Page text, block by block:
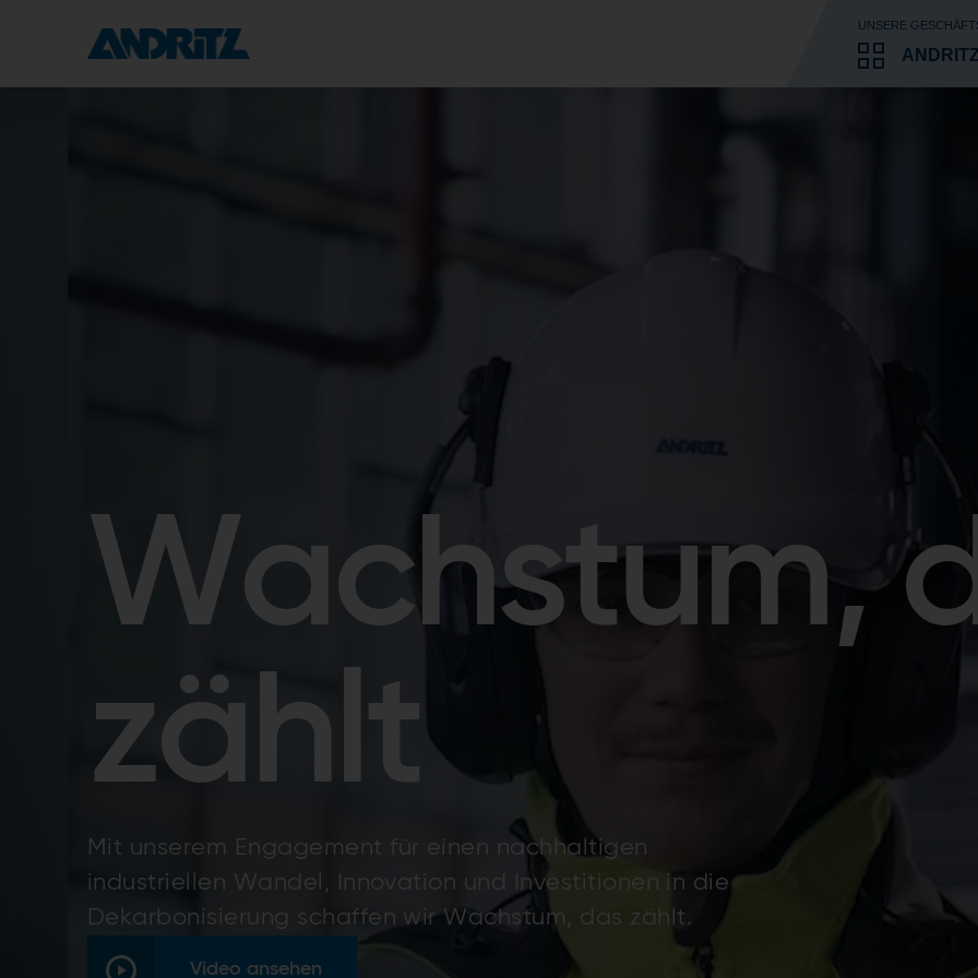
UNSERE
Wachstum,
zählt
Mit unserem Engagement für einen nachhaltigen
industriellen Wandel, Innovation und Investitionen in die
Dekarbonisierung schaffen wir Wachstum, das zählt.
Video ansehen